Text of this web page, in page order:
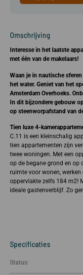
Omschrijving
Interesse in het laatste
met één van de makelaars!
Waan je in nautische
het water. Geniet van het
Amsterdam Overhoeks.
In dit bijzondere gebouw
op steenworpafstand van
Tien luxe 4-
C.11 is een kleinschalig
tien appartementen zijn
twee woningen. Met een
op de begane grond en op
ruimte voor wonen,
oppervlakte zelfs 184 m2!
ideale gastenverblijf. Zo
Specificaties
Status: